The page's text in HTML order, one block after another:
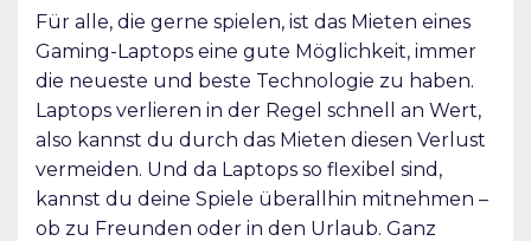
Für alle, die gerne spielen, ist das Mieten eines
Gaming-Laptops eine gute Möglichkeit, immer
die neueste und beste Technologie zu haben.
Laptops verlieren in der Regel schnell an Wert,
also kannst du durch das Mieten diesen Verlust
vermeiden. Und da Laptops so flexibel sind,
kannst du deine Spiele überallhin mitnehmen –
ob zu Freunden oder in den Urlaub. Ganz